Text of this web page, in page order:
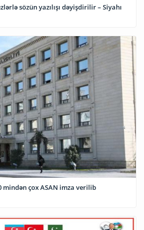
sözün yazılışı dəyişdirilir – Siyahı
mindən çox ASAN imza verilib